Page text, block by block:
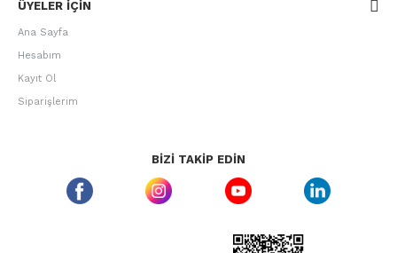
ÜYELER IÇIN
Ana Sayfa
Hesabım
Kayıt Ol
Siparişlerim
BIZI TAKIP EDIN